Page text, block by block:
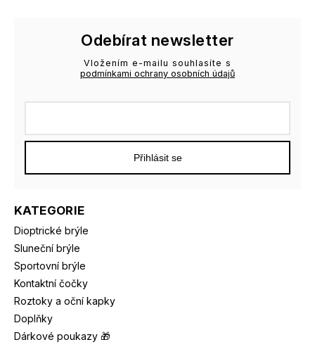
KATEGORIE
Dioptrické brýle
Sluneční brýle
Sportovní brýle
Kontaktní čočky
Roztoky a oční kapky
Doplňky
Dárkové poukazy 🎁
Odebírat newsletter
Vložením e-mailu souhlasíte s
podmínkami ochrany osobních údajů
Přihlásit se